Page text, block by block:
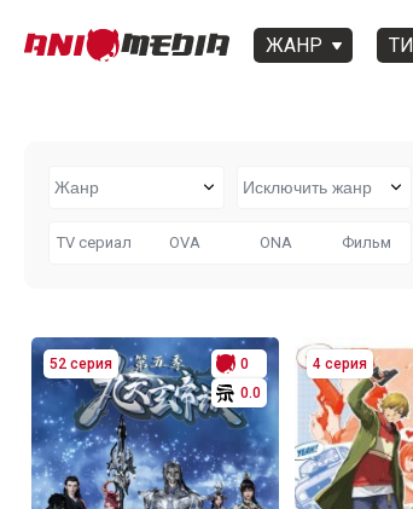
ЖАНР
TV сериал OVA ONA Фильм
52 серия
0
0.0
4 серия